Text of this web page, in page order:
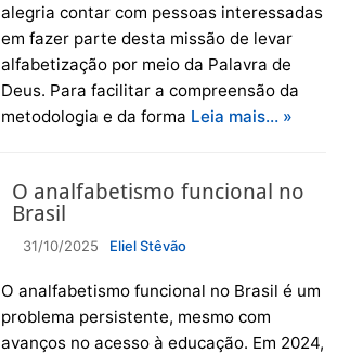
alegria contar com pessoas interessadas
em fazer parte desta missão de levar
alfabetização por meio da Palavra de
Deus. Para facilitar a compreensão da
metodologia e da forma Leia mais… »
O analfabetismo funcional no
Brasil
31/10/2025 Eliel Stêvão
O analfabetismo funcional no Brasil é um
problema persistente, mesmo com
avanços no acesso à educação. Em 2024,